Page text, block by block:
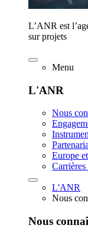
L’ANR est
sur projets
Menu
L'ANR
Nous
Europe
L'ANR
Nous
Nous